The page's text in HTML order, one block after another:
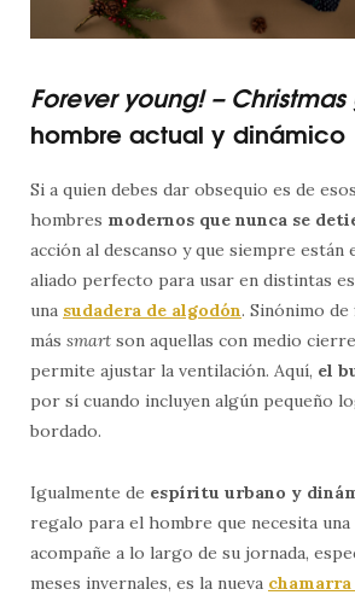
Forever young! –
hombre actual y dinámico
Si a quien debes dar obsequio es de esos
hombres modernos que nunca se
acción al descanso y que siempre están
aliado perfecto para usar en distintas
una sudadera de algodón. Sinónimo de
más smart son aquellas con medio
permite ajustar la ventilación. Aquí, el
por sí cuando incluyen algún pequeño
bordado.
Igualmente de espíritu urbano y
regalo para el hombre que necesita
acompañe a lo largo de su jornada,
meses invernales, es la nueva